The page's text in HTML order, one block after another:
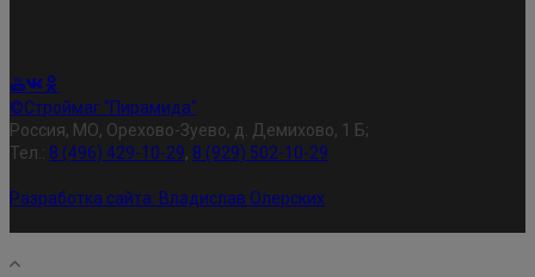
©Строймаг "Пирамида"
Россия, МО, Орехово-Зуево, д. Демихово, 1 Б;
Тел.: 8 (496) 429-10-29, 8 (929) 502-10-29
Разработка сайта: Владислав Олерских